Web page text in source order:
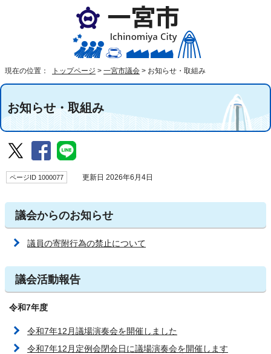
現在の位置： トップページ > 一宮市議会 > お知らせ・取組み
お知らせ・取組み
ページID 1000077 更新日 2026年6月4日
議会からのお知らせ
議員の寄附行為の禁止について
議会活動報告
令和7年度
令和7年12月議場演奏会を開催しました
令和7年12月定例会閉会日に議場演奏会を開催します